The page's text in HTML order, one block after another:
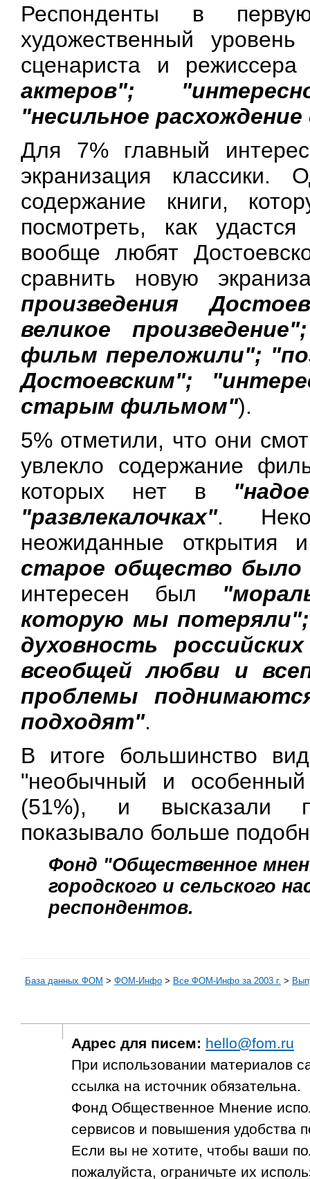
Респонденты в
художественный
сценариста и
актеров";
"несильное расхождение
Для 7% главный
экранизация классики.
содержание книги,
посмотреть, как
вообще любят
сравнить новую
произведения
великое
фильм переложили";
Достоевским";
старым фильмом").
5% отметили, что они
увлекло содержание
которых нет в
"развлекалочках".
неожиданные открытия
старое общество было
интересен был
которую мы потеряли";
духовность
всеобщей любви и
проблемы
подходят".
В итоге большинство
"необычный и особенный
(51%), и высказали
показывало больше
Фонд "Общественное
городского и сельского
респондентов.
База данных ФОМ > ФOM-Инфо > Все ФОМ-Инфо за 2003 г. >
Адрес для писем: hello@fom.ru
При использовании материалов
ссылка на источник обязательна.
Фонд Общественное Мнение
сервисов и повышения удобства
Если вы не хотите, чтобы ваши
пожалуйста, ограничьте их